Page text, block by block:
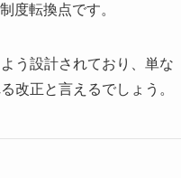
度転換点です。
う設計されており、単な
改正と言えるでしょう。